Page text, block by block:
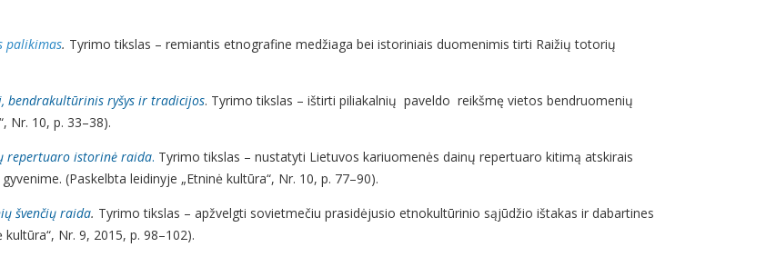
palikimas. Tyrimo tikslas – remiantis etnografine medžiaga bei istoriniais duomenimis tirti Raižių totorių
bendrakultūrinis ryšys ir tradicijos. Tyrimo tikslas – ištirti piliakalnių paveldo reikšmę vietos bendruomenių
Nr. 10, p. 33–38).
repertuaro istorinė raida. Tyrimo tikslas – nustatyti Lietuvos kariuomenės dainų repertuaro kitimą atskirais
(Paskelbta leidinyje „Etninė kultūra“, Nr. 10, p. 77–90).
švenčių raida. Tyrimo tikslas – apžvelgti sovietmečiu prasidėjusio etnokultūrinio sąjūdžio ištakas ir dabartines
Nr. 9, 2015, p. 98–102).